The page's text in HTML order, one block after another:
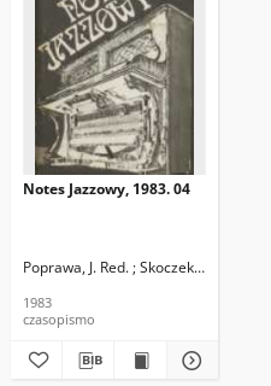
Skoczek, T. Red.
Notes Jazzowy, 1983. 04
Poprawa, J. Red. ; Skoczek T. Red.
1983
czasopismo